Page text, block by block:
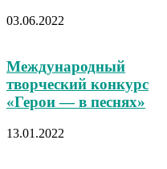
03.06.2022
Международный
творческий конкурс
«Герои — в песнях»
13.01.2022